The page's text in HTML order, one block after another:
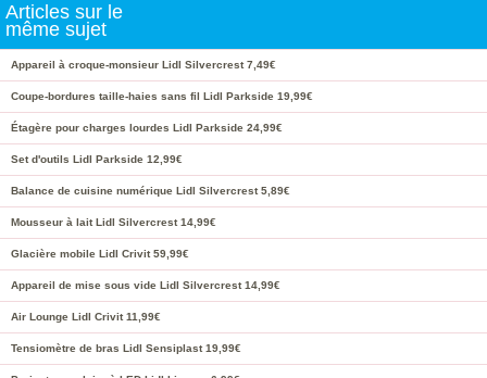
Articles sur le
même sujet
Appareil à croque-monsieur Lidl Silvercrest 7,49€
Coupe-bordures taille-haies sans fil Lidl Parkside 19,99€
Étagère pour charges lourdes Lidl Parkside 24,99€
Set d'outils Lidl Parkside 12,99€
Balance de cuisine numérique Lidl Silvercrest 5,89€
Mousseur à lait Lidl Silvercrest 14,99€
Glacière mobile Lidl Crivit 59,99€
Appareil de mise sous vide Lidl Silvercrest 14,99€
Air Lounge Lidl Crivit 11,99€
Tensiomètre de bras Lidl Sensiplast 19,99€